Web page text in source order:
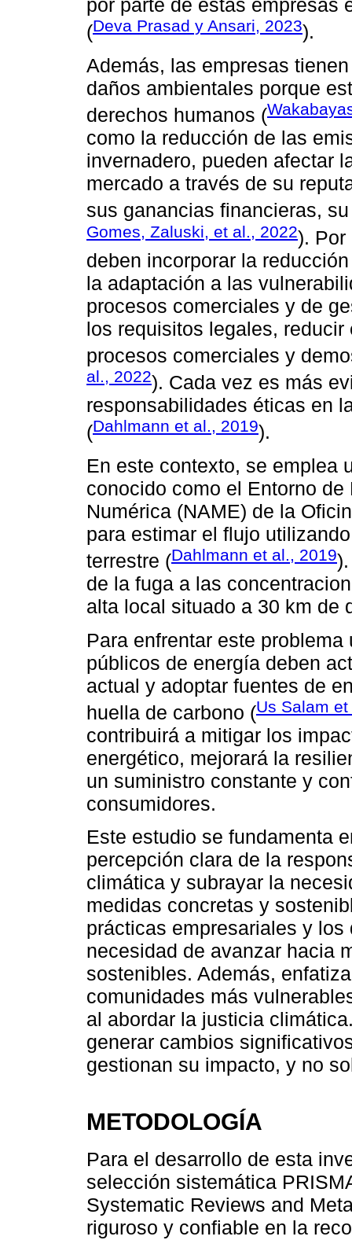
por parte de estas empresas
(Deva Prasad y Ansari, 2023).
Además, las empresas
daños ambientales porque
derechos humanos (
como la reducción de las
invernadero, pueden afectar
mercado a través de su
sus ganancias financieras,
Gomes, Zaluski, et al., 2022). Por
deben incorporar la
la adaptación a las
procesos comerciales y de
los requisitos legales,
procesos comerciales y
al., 2022). Cada vez es más
responsabilidades éticas en
(Dahlmann et al., 2019).
En este contexto, se emplea
conocido como el Entorno
Numérica (NAME) de la
para estimar el flujo
terrestre (Dahlmann et al., 2019
de la fuga a las
alta local situado a 30 km de
Para enfrentar este
públicos de energía deben
actual y adoptar fuentes de
huella de carbono (Us Salam
contribuirá a mitigar los
energético, mejorará la
un suministro constante y
consumidores.
Este estudio se fundamenta
percepción clara de la
climática y subrayar la
medidas concretas y
prácticas empresariales y
necesidad de avanzar hacia
sostenibles. Además,
comunidades más
al abordar la justicia
generar cambios
gestionan su impacto, y no
METODOLOGÍA
Para el desarrollo de esta
selección sistemática
Systematic Reviews and
riguroso y confiable en la